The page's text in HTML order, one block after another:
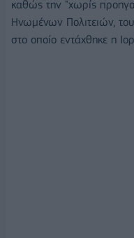
καθώς την "χωρίς
Ηνωμένων Πολιτειών,
στο οποίο εντάχθηκε η